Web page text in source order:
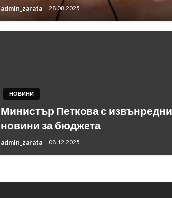
admin_zarata 28.08.2025
НОВИНИ
Министър Петкова с извънредни
новини за бюджета
admin_zarata 08.12.2025